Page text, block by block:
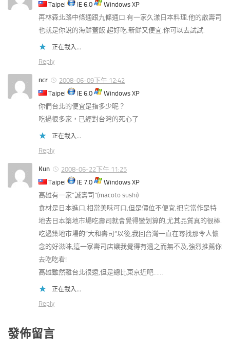
Taipei
IE 6.0
Windows XP
再林森北路中條通跟九條通口.有一家久漾日本料理.他的散壽司
也就是你說的海鮮蓋飯.超好吃.新鮮又便宜.你可以去試試.
正在載入...
Reply
ncr
2008-06-09下午 12:42
Taipei
IE 6.0
Windows XP
你們台北的便宜是指多少呢？
吃過很多家，已經對台灣的死心了
正在載入...
Reply
Kun
2008-06-22下午 11:25
Taipei
IE 7.0
Windows XP
高雄有一家”誠壽司”(macoto sushi)
食材是日本進口,相當美味可口,但是價位不便宜,把它當作是特
地去日本築地市場吃壽司就會覺得蠻划算的,尤其品質真的很棒.
吃過築地市場的”大和壽司”以後,我回台灣一直在尋找那令人懷
念的好滋味,這一家壽司店讓我覺得有過之而無不及,強烈推薦你
去吃吃看!
高雄雖然離台北很遠,但是總比東京近吧……
正在載入...
Reply
發佈留言